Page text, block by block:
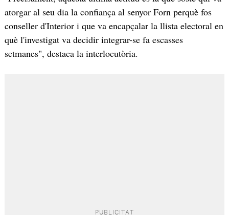
atorgar al seu dia la confiança al senyor Forn perquè fos
conseller d'Interior i que va encapçalar la llista electoral en
què l'investigat va decidir integrar-se fa escasses
setmanes", destaca la interlocutòria.